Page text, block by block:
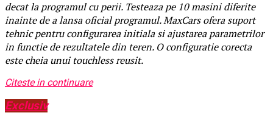
decat la programul cu perii. Testeaza pe 10 masini diferite
inainte de a lansa oficial programul. MaxCars ofera suport
tehnic pentru configurarea initiala si ajustarea parametrilor
in functie de rezultatele din teren. O configuratie corecta
este cheia unui touchless reusit.
Citeste in continuare
Exclusiv